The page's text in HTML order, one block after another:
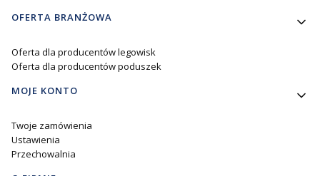
OFERTA BRANŻOWA
Oferta dla producentów legowisk
Oferta dla producentów poduszek
MOJE KONTO
Twoje zamówienia
Ustawienia
Przechowalnia